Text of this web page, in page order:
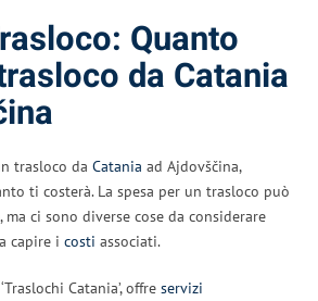
Quanto
da Catania
trasloco da Catania ad Ajdovščina,
ti costerà. La spesa per un trasloco può
ci sono diverse cose da considerare
capire i costi associati.
Catania’, offre servizi